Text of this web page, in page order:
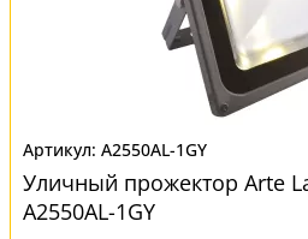
A2550AL-1GY
Уличный прожектор Arte
A2550AL-1GY